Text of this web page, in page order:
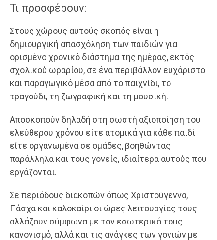
Τι προσφέρουν:
Στους χώρους αυτούς σκοπός είναι η
δημιουργική απασχόληση των παιδιών για
ορισμένο χρονικό διάστημα της ημέρας, εκτός
σχολικού ωραρίου, σε ένα περιβάλλον ευχάριστο
και παραγωγικό μέσα από το παιχνίδι, το
τραγούδι, τη ζωγραφική και τη μουσική.
Αποσκοπούν δηλαδή στη σωστή αξιοποίηση του
ελεύθερου χρόνου είτε ατομικά για κάθε παιδί
είτε οργανωμένα σε ομάδες, βοηθώντας
παράλληλα και τους γονείς, ιδιαίτερα αυτούς που
εργάζονται.
Σε περιόδους διακοπών όπως Χριστούγεννα,
Πάσχα και καλοκαίρι οι ώρες λειτουργίας τους
αλλάζουν σύμφωνα με τον εσωτερικό τους
κανονισμό, αλλά και τις ανάγκες των γονιών με